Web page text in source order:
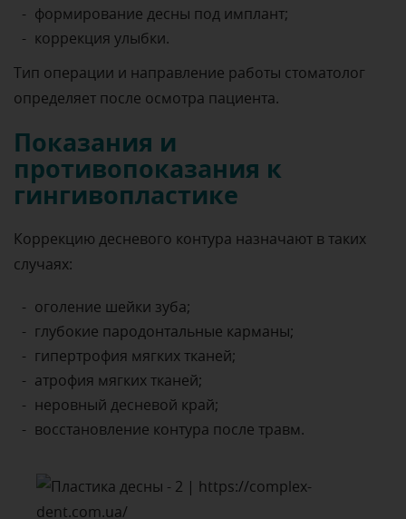
формирование десны под имплант;
коррекция улыбки.
Тип операции и направление работы стоматолог
определяет после осмотра пациента.
Показания и
противопоказания к
гингивопластике
Коррекцию десневого контура назначают в таких
случаях:
оголение шейки зуба;
глубокие пародонтальные карманы;
гипертрофия мягких тканей;
атрофия мягких тканей;
неровный десневой край;
восстановление контура после травм.